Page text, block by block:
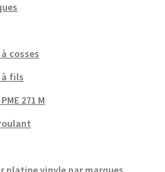
cosses
à fils
271 M